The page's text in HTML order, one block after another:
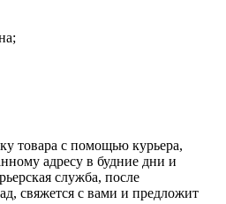
товара с помощью курьера,
адресу в будние дни и
служба, после
свяжется с вами и предложит